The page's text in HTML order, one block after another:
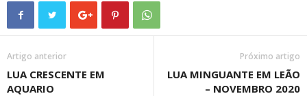
Artigo anterior
LUA CRESCENTE EM
AQUARIO
Próximo artigo
LUA MINGUANTE EM LEÃO
– NOVEMBRO 2020